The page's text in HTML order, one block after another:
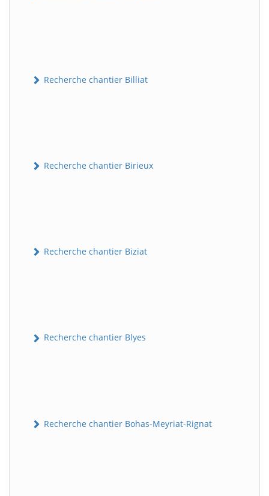
Recherche chantier Billiat
Recherche chantier Birieux
Recherche chantier Biziat
Recherche chantier Blyes
Recherche chantier Bohas-Meyriat-Rignat